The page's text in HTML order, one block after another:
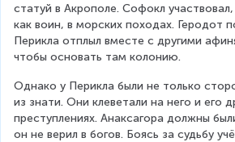
статуй в Акрополе. Софокл
как воин, в морских походах. Геродот
Перикла отплыл вместе с другими
чтобы основать там колонию.
Однако у Перикла были не только
из знати. Они клеветали на него и его
преступлениях. Анаксагора должны
он не верил в богов. Боясь за судьбу